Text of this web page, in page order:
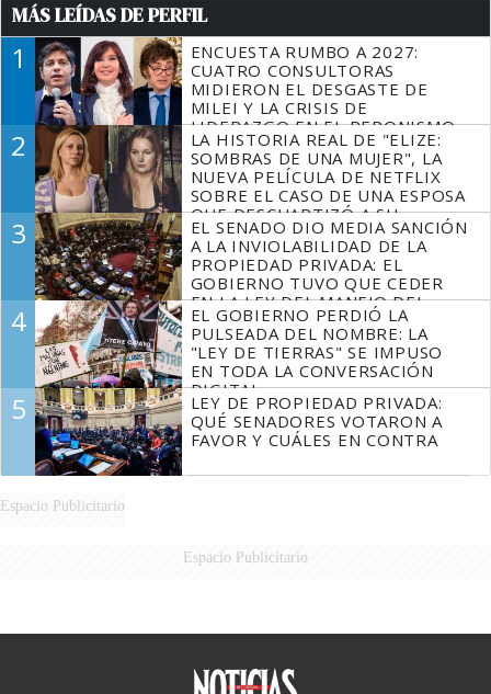
MÁS LEÍDAS DE PERFIL
1
ENCUESTA RUMBO A 2027:
CUATRO CONSULTORAS
MIDIERON EL DESGASTE DE
MILEI Y LA CRISIS DE
LIDERAZGO EN EL PERONISMO
2
LA HISTORIA REAL DE "ELIZE:
SOMBRAS DE UNA MUJER", LA
NUEVA PELÍCULA DE NETFLIX
SOBRE EL CASO DE UNA ESPOSA
QUE DESCUARTIZÓ A SU
MARIDO
3
EL SENADO DIO MEDIA SANCIÓN
A LA INVIOLABILIDAD DE LA
PROPIEDAD PRIVADA: EL
GOBIERNO TUVO QUE CEDER
EN LA LEY DEL MANEJO DEL
FUEGO
4
EL GOBIERNO PERDIÓ LA
PULSEADA DEL NOMBRE: LA
"LEY DE TIERRAS" SE IMPUSO
EN TODA LA CONVERSACIÓN
DIGITAL
5
LEY DE PROPIEDAD PRIVADA:
QUÉ SENADORES VOTARON A
FAVOR Y CUÁLES EN CONTRA
Espacio Publicitario
Espacio Publicitario